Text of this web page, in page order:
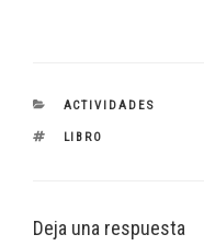
CATEGORÍAS
ACTIVIDADES
ETIQUETAS
LIBRO
Deja una respuesta